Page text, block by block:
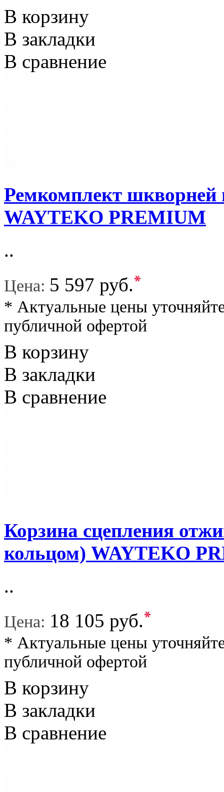
В корзину
В закладки
В сравнение
Ремкомплект шкворней
WAYTEKO PREMIUM
..
Цена: 5 597 руб.*
* Актуальные цены
публичной офертой
В корзину
В закладки
В сравнение
Корзина сцепления
кольцом) WAYTEKO
..
Цена: 18 105 руб.*
* Актуальные цены
публичной офертой
В корзину
В закладки
В сравнение